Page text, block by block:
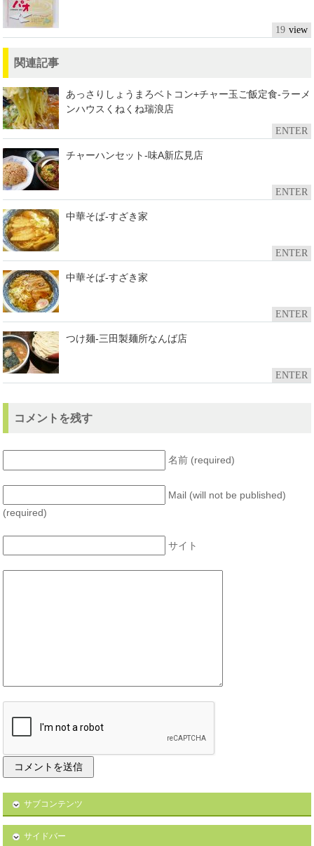
19
関連記事
あっさりしょうまろベトコン+チャー玉ご飯定食-ラーメ
ンハウスくねくね瑞浪店
ENTER
チャーハンセット-味A新広見店
ENTER
中華そば-すざき家
ENTER
中華そば-すざき家
ENTER
つけ麺-三田製麺所なんば店
ENTER
コメントを残す
名前 (required)
Mail (will not be published)
(required)
サイト
サブコンテンツ
サイドバー